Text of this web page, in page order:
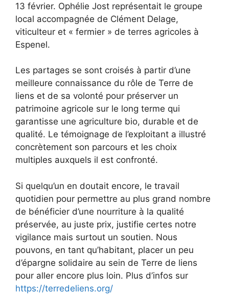
13 février. Ophélie Jost représentait le groupe
local accompagnée de Clément Delage,
viticulteur et « fermier » de terres agricoles à
Espenel.
Les partages se sont croisés à partir d’une
meilleure connaissance du rôle de Terre de
liens et de sa volonté pour préserver un
patrimoine agricole sur le long terme qui
garantisse une agriculture bio, durable et de
qualité. Le témoignage de l’exploitant a illustré
concrètement son parcours et les choix
multiples auxquels il est confronté.
Si quelqu’un en doutait encore, le travail
quotidien pour permettre au plus grand nombre
de bénéficier d’une nourriture à la qualité
préservée, au juste prix, justifie certes notre
vigilance mais surtout un soutien. Nous
pouvons, en tant qu’habitant, placer un peu
d’épargne solidaire au sein de Terre de liens
pour aller encore plus loin. Plus d’infos sur
https://terredeliens.org/